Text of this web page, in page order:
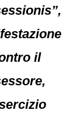
il